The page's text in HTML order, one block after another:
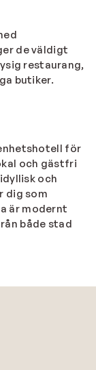
de väldigt
restaurang,
butiker.
för
och gästfri
och
dig som
är modernt
både stad